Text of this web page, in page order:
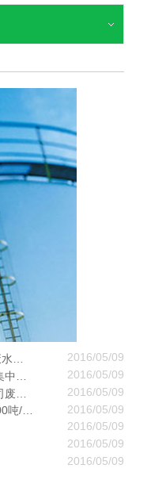
2016/05/09
2016/05/09
2016/05/09
2016/05/09
旭茂光电废水集中处理工程（3000吨/天）
2016/05/09
2016/05/09
2016/05/09